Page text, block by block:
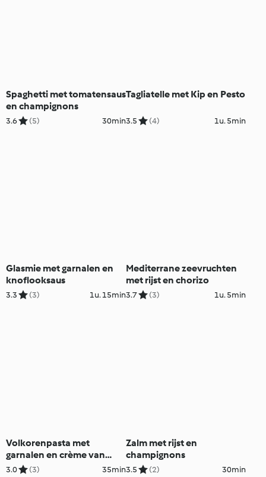
Spaghetti met tomatensaus
en champignons
3.6 (5) 30min
Tagliatelle met Kip en Pesto
3.5 (4) 1u. 5min
Glasmie met garnalen en
knoflooksaus
3.3 (3) 1u. 15min
Mediterrane zeevruchten
met rijst en chorizo
3.7 (3) 1u. 5min
Volkorenpasta met
garnalen en crème van
kikkererwten
3.0 (3) 35min
Zalm met rijst en
champignons
3.5 (2) 30min